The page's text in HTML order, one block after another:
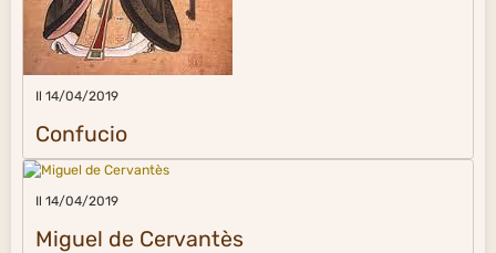
Il 14/04/2019
Confucio
Il 14/04/2019
Miguel de Cervantès